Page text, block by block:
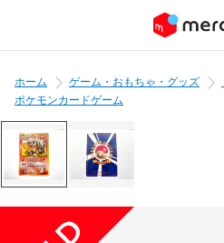
ホーム ゲーム・おもちゃ・グッズ
ポケモンカードゲーム